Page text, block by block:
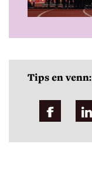
Tips en venn: